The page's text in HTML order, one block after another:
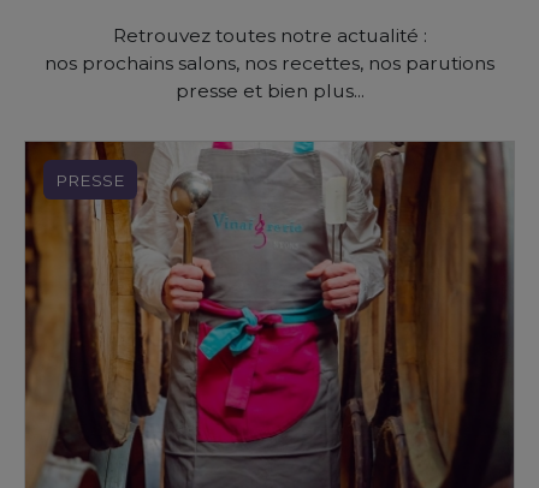
Retrouvez toutes notre actualité :
nos prochains salons, nos recettes, nos parutions
presse et bien plus...
PRESSE